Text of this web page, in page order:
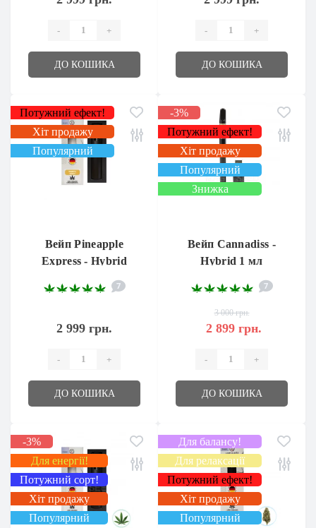
- +
ДО КОШИКА
- +
ДО КОШИКА
Потужний ефект!
Хіт продажу
Популярний
Вейп Pineapple
Express - Hybrid
7
2 999 грн.
- +
ДО КОШИКА
-3%
Потужний ефект!
Хіт продажу
Популярний
Знижка
Вейп Cannadiss -
Hybrid 1 мл
7
3 000 грн.
2 899 грн.
- +
ДО КОШИКА
-3%
Для енергії!
Потужний сорт!
Хіт продажу
Популярний
Для балансу!
Для релаксації
Потужний ефект!
Хіт продажу
Популярний